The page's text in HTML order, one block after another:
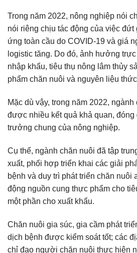
Trong năm 2022, nông nghiệp nói
nói riêng chịu tác động của việc đứt
ứng toàn cầu do COVID-19 và giá
logistic tăng. Do đó, ảnh hưởng
nhập khẩu, tiêu thụ nông lâm thủy
phẩm chăn nuôi và nguyên liệu
Mặc dù vậy, trong năm 2022,
được nhiều kết quả khả quan, đóng
trưởng chung của nông nghiệp.
Cụ thể, ngành chăn nuôi đã tập
xuất, phối hợp triển khai các giải
bệnh và duy trì phát triển chăn nuôi
động nguồn cung thực phẩm cho
một phần cho xuất khẩu.
Chăn nuôi gia súc, gia cầm phát
dịch bệnh được kiểm soát tốt; các
chỉ đạo người chăn nuôi thực hiện